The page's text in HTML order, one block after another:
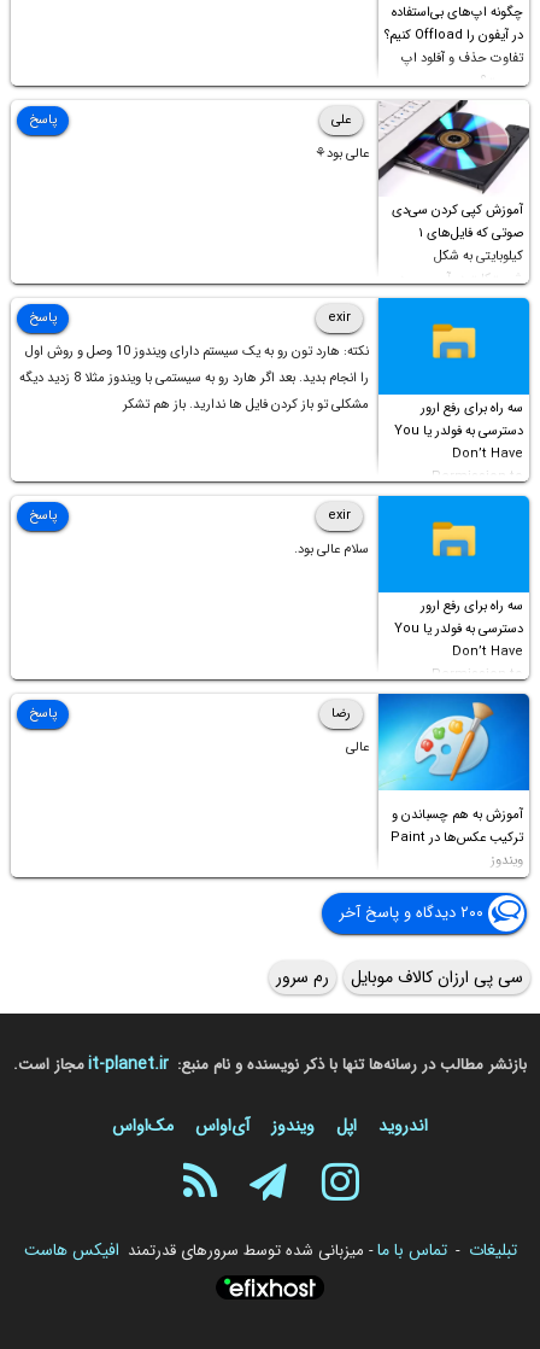
چگونه اپ‌های بی‌استفاده
در آیفون را Offload کنیم؟
تفاوت حذف و آفلود اپ
چیست؟
آموزش کپی کردن سی‌دی
صوتی که فایل‌های ۱
کیلوبایتی به شکل
شورت‌کات در آن موجود
است!
علی
عالی بود⚘
پاسخ
سه راه برای رفع ارور
دسترسی به فولدر یا You
Don’t Have
Permission to
Access this folder
exir
نکته: هارد تون رو به یک سیستم دارای ویندوز 10 وصل و روش اول
را انجام بدید. بعد اگر هارد رو به سیستمی با ویندوز مثلا 8 زدید دیگه
مشکلی تو باز کردن فایل ها ندارید. باز هم تشکر
پاسخ
سه راه برای رفع ارور
دسترسی به فولدر یا You
Don’t Have
Permission to
Access this folder
exir
سلام عالی بود.
پاسخ
آموزش به هم چسباندن و
ترکیب عکس‌ها در Paint
ویندوز
رضا
عالی
پاسخ
۲۰۰ دیدگاه و پاسخ آخر
سی پی ارزان کالاف موبایل رم سرور
بازنشر مطالب در رسانه‌ها تنها با ذکر نویسنده و نام منبع: it-planet.irمجاز است.
اندروید اپل ویندوز آی‌او‌اس مک‌او‌اس
تبلیغات - تماس با ما- میزبانی شده توسط سرورهای قدرتمند افیکس هاست